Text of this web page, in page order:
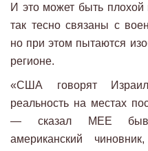
И это может быть
так тесно связаны с
но при этом пытаются
регионе.
«США говорят
реальность на местах
— сказал MEE
американский